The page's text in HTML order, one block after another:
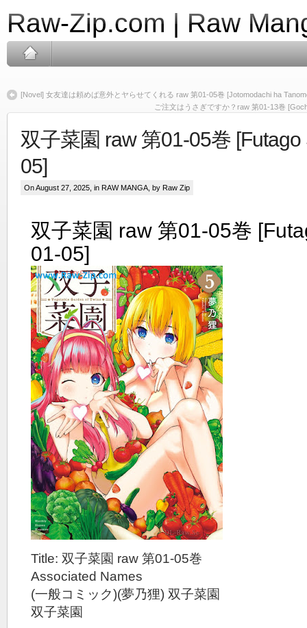
Raw-Zip.com | Raw
[Novel] 女友達は頼めば意外とヤらせてくれる raw 第01-05巻 [Jotomodachi ha
ご注文はうさぎですか？raw 第01-13巻
双子菜園 raw 第01-05巻 [Futago
05]
On August 27, 2025, in RAW MANGA , by Raw Zip
双子菜園 raw 第01-05巻
01-05]
Title: 双子菜園 raw 第01-05巻
Associated Names
(一般コミック)(夢乃狸) 双子菜園
双子菜園